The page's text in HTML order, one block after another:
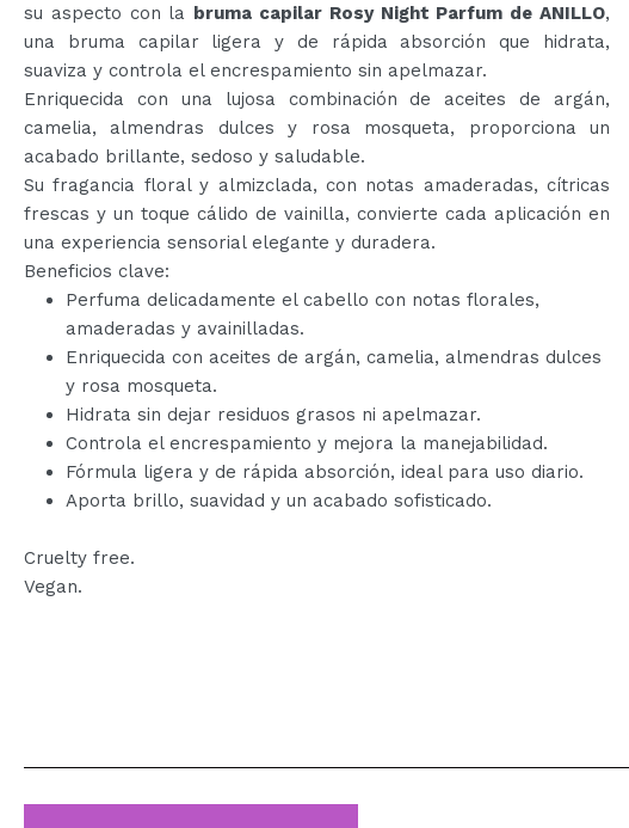
su aspecto con la bruma capilar Rosy Night Parfum de ANILLO,
una bruma capilar ligera y de rápida absorción que hidrata,
suaviza y controla el encrespamiento sin apelmazar.
Enriquecida con una lujosa combinación de aceites de argán,
camelia, almendras dulces y rosa mosqueta, proporciona un
acabado brillante, sedoso y saludable.
Su fragancia floral y almizclada, con notas amaderadas, cítricas
frescas y un toque cálido de vainilla, convierte cada aplicación en
una experiencia sensorial elegante y duradera.
Beneficios clave:
Perfuma delicadamente el cabello con notas florales,
amaderadas y avainilladas.
Enriquecida con aceites de argán, camelia, almendras dulces
y rosa mosqueta.
Hidrata sin dejar residuos grasos ni apelmazar.
Controla el encrespamiento y mejora la manejabilidad.
Fórmula ligera y de rápida absorción, ideal para uso diario.
Aporta brillo, suavidad y un acabado sofisticado.
Cruelty free.
Vegan.